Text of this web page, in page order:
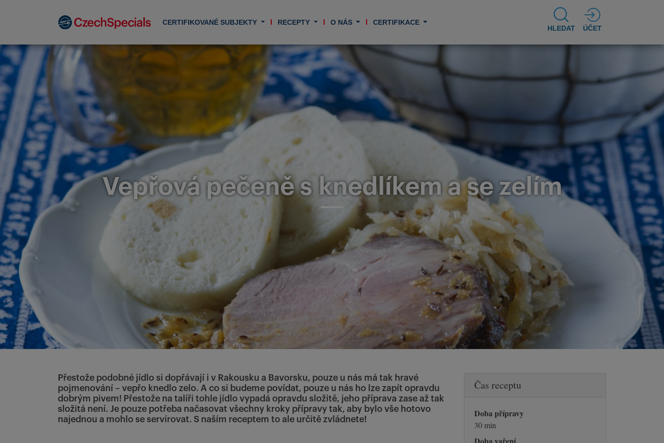
CERTIFIKOVANÉ SUBJEKTY RECEPTY O NÁS CERTIFIKACE
HLEDAT ÚČET
Vepřová pečeně s knedlíkem a se zelím
Čas receptu
Doba přípravy
30 min
Přestože podobné jídlo si dopřávají i v Rakousku a Bavorsku, pouze u nás má tak hravé
pojmenování – vepřo knedlo zelo. A co si budeme povídat, pouze u nás ho lze zapít opravdu
dobrým pivem! Přestože na talíři tohle jídlo vypadá opravdu složitě, jeho příprava zase až tak
složitá není. Je pouze potřeba načasovat všechny kroky přípravy tak, aby bylo vše hotovo
najednou a mohlo se servírovat. S naším receptem to ale určitě zvládnete!